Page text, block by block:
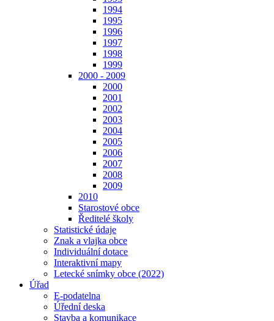
1994
1995
1996
1997
1998
1999
2000 - 2009
2000
2001
2002
2003
2004
2005
2006
2007
2008
2009
2010
Starostové obce
Ředitelé školy
Statistické údaje
Znak a vlajka obce
Individuální dotace
Interaktivní mapy
Letecké snímky obce (2022)
Úřad
E-podatelna
Úřední deska
Stavba a komunikace